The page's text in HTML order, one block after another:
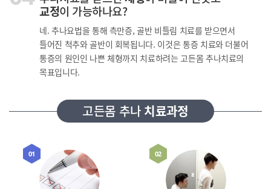
교정이 가능하나요?
네. 추나요법을 통해 측만증, 골반 비틀림 치료를 받으면서
틀어진 척추와 골반이 회복됩니다. 이것은 통증 치료와 더불어
통증의 원인인 나쁜 체형까지 치료하려는 고든몸 추나치료의
목표입니다.
고든몸 추나 치료과정
01 02